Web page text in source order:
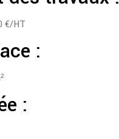
€/HT
:
: